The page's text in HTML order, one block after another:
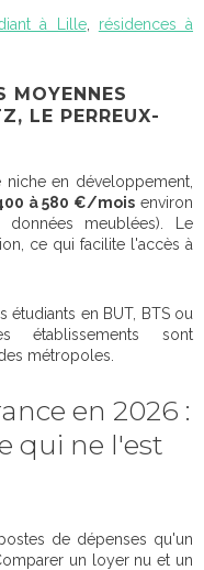
à Lille, résidences à
MOYENNES
LE PERREUX-
en développement,
à 580 €/mois environ
données meublées). Le
ce qui facilite l'accès à
étudiants en BUT, BTS ou
établissements sont
métropoles.
en 2026 :
qui ne l'est
de dépenses qu'un
un loyer nu et un